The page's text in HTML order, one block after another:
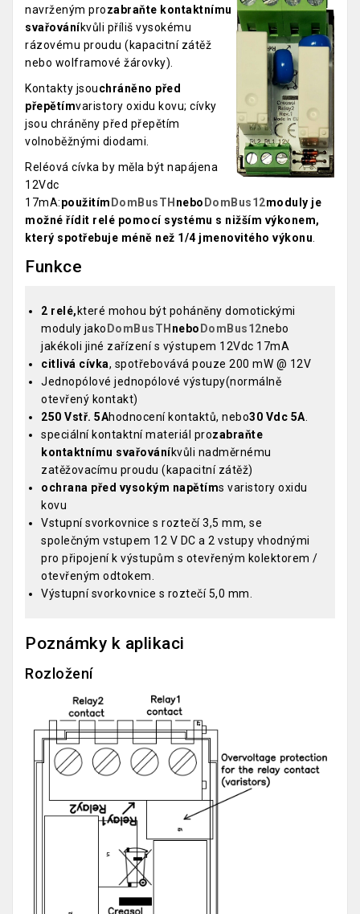
navrženým prozabraňte kontaktnímu
svařováníkvůli příliš vysokému
rázovému proudu (kapacitní zátěž
nebo wolframové žárovky).
Kontakty jsouchráněno před
přepětímvaristory oxidu kovu; cívky
jsou chráněny před přepětím
volnoběžnými diodami.
Reléová cívka by měla být napájena
12Vdc
17mA:použitím DomBusTH nebo DomBus12moduly je
možné řídit relé pomocí systému s nižším výkonem,
který spotřebuje méně než 1/4 jmenovitého výkonu.
Funkce
2 relé, které mohou být poháněny domotickými
moduly jako DomBusTH nebo DomBus12nebo
jakékoli jiné zařízení s výstupem 12Vdc 17mA
citlivá cívka, spotřebovává pouze 200 mW @ 12V
Jednopólové jednopólové výstupy(normálně
otevřený kontakt)
250 Vstř. 5Ahodnocení kontaktů, nebo30 Vdc 5A.
speciální kontaktní materiál prozabraňte
kontaktnímu svařováníkvůli nadměrnému
zatěžovacímu proudu (kapacitní zátěž)
ochrana před vysokým napětíms varistory oxidu
kovu
Vstupní svorkovnice s roztečí 3,5 mm, se
společným vstupem 12 V DC a 2 vstupy vhodnými
pro připojení k výstupům s otevřeným kolektorem /
otevřeným odtokem.
Výstupní svorkovnice s roztečí 5,0 mm.
Poznámky k aplikaci
Rozložení